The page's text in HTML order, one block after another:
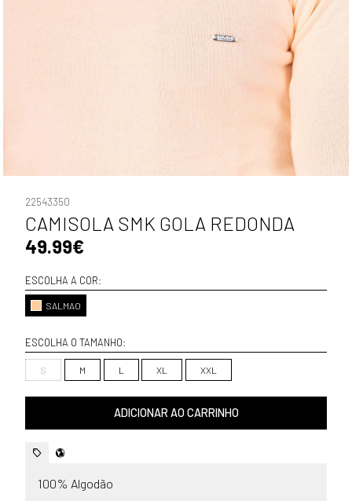
22543350
CAMISOLA SMK GOLA REDONDA
49.99€
ESCOLHA A COR:
SALMAO
ESCOLHA O TAMANHO:
S M L XL XXL
ADICIONAR AO CARRINHO
100% Algodão